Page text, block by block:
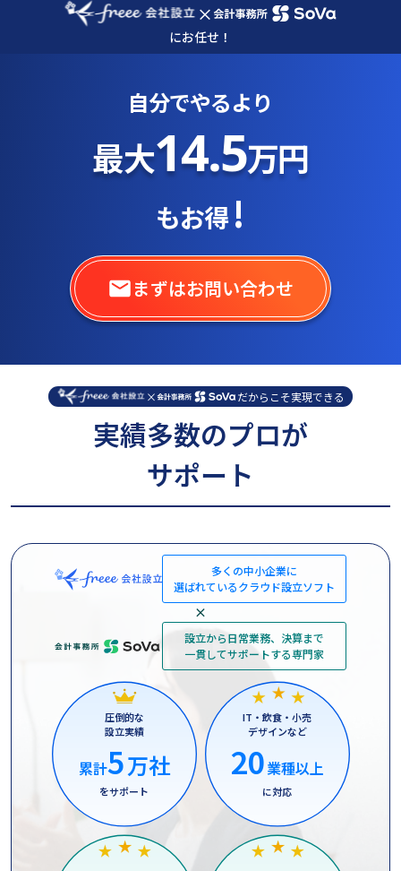
×
にお任せ！
自分でやるより
最大14.5万円
もお得 !
まずはお問い合わせ
× だからこそ実現できる
実績多数のプロが
サポート
多くの中小企業に
選ばれているクラウド設立ソフト
×
設立から日常業務、決算まで
一貫してサポートする専門家
圧倒的な
設立実績
累計5万社
をサポート
IT・飲食・小売
デザインなど
20 業種以上
に対応